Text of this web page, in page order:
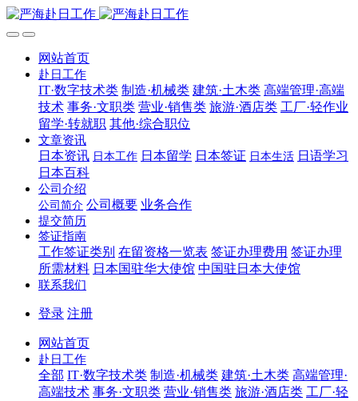
网站首页
赴日工作
IT·数字技术类 制造·机械类 建筑·土木类 高端管理·高端
技术 事务·文职类 营业·销售类 旅游·酒店类 工厂·轻作业
留学·转就职 其他·综合职位
文章资讯
日本资讯 日本工作 日本留学 日本签证 日本生活 日语学习
日本百科
公司介绍
公司简介 公司概要 业务合作
提交简历
签证指南
工作签证类别 在留资格一览表 签证办理费用 签证办理
所需材料 日本国驻华大使馆 中国驻日本大使馆
联系我们
登录 注册
网站首页
赴日工作
全部 IT·数字技术类 制造·机械类 建筑·土木类 高端管理·
高端技术 事务·文职类 营业·销售类 旅游·酒店类 工厂·轻